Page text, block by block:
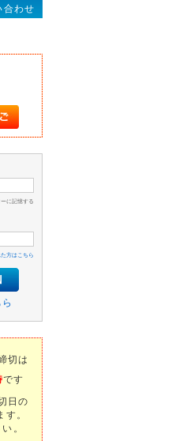
合わせ
ーに記憶する
方はこちら
切は
です
日の
す。
。